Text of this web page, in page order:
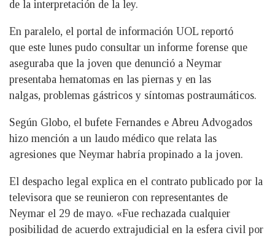
de la interpretación de la ley.
En paralelo, el portal de información UOL reportó
que este lunes pudo consultar un informe forense que
aseguraba que la joven que denunció a Neymar
presentaba hematomas en las piernas y en las
nalgas, problemas gástricos y síntomas postraumáticos.
Según Globo, el bufete Fernandes e Abreu Advogados
hizo mención a un laudo médico que relata las
agresiones que Neymar habría propinado a la joven.
El despacho legal explica en el contrato publicado por la
televisora que se reunieron con representantes de
Neymar el 29 de mayo. «Fue rechazada cualquier
posibilidad de acuerdo extrajudicial en la esfera civil por